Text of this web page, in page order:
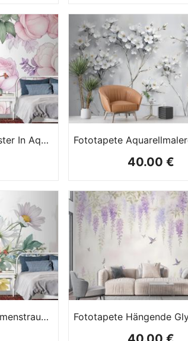
Fototapete Blumenmuster In Aquarellrosa Mit Glyzinien
40.00 €
Fototapete Großer Blumenstrauß In Aquarell